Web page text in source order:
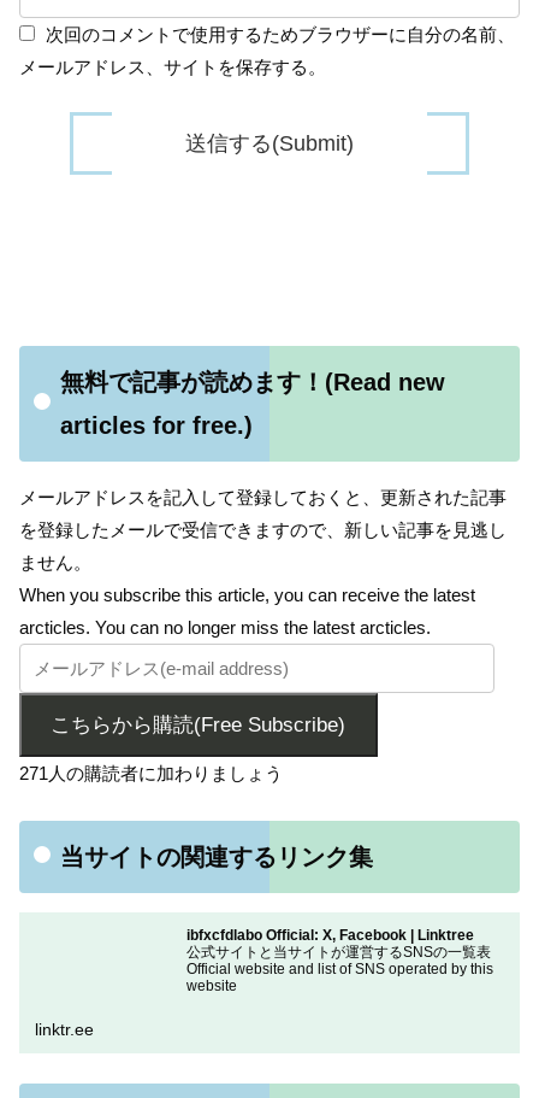
次回のコメントで使用するためブラウザーに自分の名前、
メールアドレス、サイトを保存する。
無料で記事が読めます！(Read new
articles for free.)
メールアドレスを記入して登録しておくと、更新された記事
を登録したメールで受信できますので、新しい記事を見逃し
ません。
When you subscribe this article, you can receive the latest
arcticles. You can no longer miss the latest arcticles.
こちらから購読(Free Subscribe)
271人の購読者に加わりましょう
当サイトの関連するリンク集
ibfxcfdlabo Official: X, Facebook | Linktree
公式サイトと当サイトが運営するSNSの一覧表
Official website and list of SNS operated by this
website
linktr.ee